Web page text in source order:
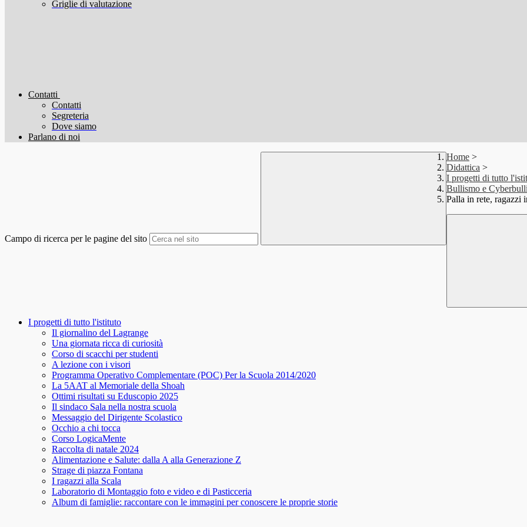
Griglie di valutazione
Contatti
Contatti
Segreteria
Dove siamo
Parlano di noi
Campo di ricerca per le pagine del sito
Home >
Didattica >
I progetti di tutto
Bullismo e
Palla in rete, ragazzi
I progetti di tutto l'istituto
Il giornalino del Lagrange
Una giornata ricca di curiosità
Corso di scacchi per studenti
A lezione con i visori
Programma Operativo Complementare (POC) Per la Scuola 2014/2020
La 5AAT al Memoriale della Shoah
Ottimi risultati su Eduscopio 2025
Il sindaco Sala nella nostra scuola
Messaggio del Dirigente Scolastico
Occhio a chi tocca
Corso LogicaMente
Raccolta di natale 2024
Alimentazione e Salute: dalla A alla Generazione Z
Strage di piazza Fontana
I ragazzi alla Scala
Laboratorio di Montaggio foto e video e di Pasticceria
Album di famiglie: raccontare con le immagini per conoscere le proprie storie